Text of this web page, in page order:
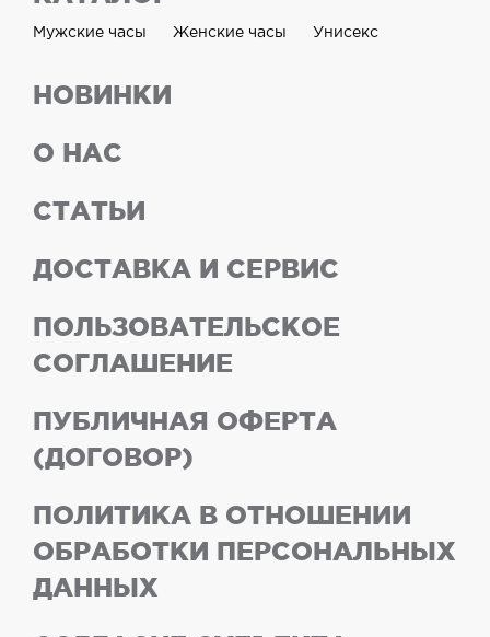
Мужские часы Женские часы Унисекс
НОВИНКИ
О НАС
СТАТЬИ
ДОСТАВКА И СЕРВИС
ПОЛЬЗОВАТЕЛЬСКОЕ
СОГЛАШЕНИЕ
ПУБЛИЧНАЯ ОФЕРТА
(ДОГОВОР)
ПОЛИТИКА В ОТНОШЕНИИ
ОБРАБОТКИ ПЕРСОНАЛЬНЫХ
ДАННЫХ